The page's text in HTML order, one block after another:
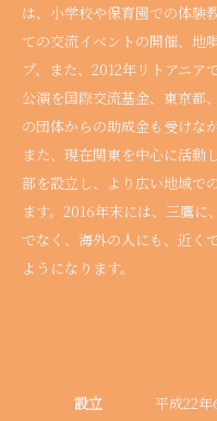
は、小学校や保育園での体験
ての交流イベントの開催、地
プ、また、2012年リトアニア
公演を国際交流基金、東京都
の団体からの助成金も受けな
また、現在関東を中心に活動
部を設立し、より広い地域で
ます。2016年末には、三鷹
でなく、海外の人にも、近く
ようになります。
設立 平成22年